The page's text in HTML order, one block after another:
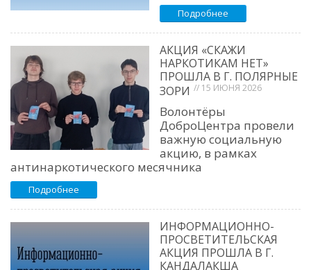
Подробнее
АКЦИЯ «СКАЖИ
НАРКОТИКАМ НЕТ»
ПРОШЛА В Г. ПОЛЯРНЫЕ
ЗОРИ // 15 ИЮНЯ 2026
Волонтёры
ДоброЦентра провели
важную социальную
акцию, в рамках
антинаркотического месячника
Подробнее
ИНФОРМАЦИОННО-
ПРОСВЕТИТЕЛЬСКАЯ
АКЦИЯ ПРОШЛА В Г.
КАНДАЛАКША